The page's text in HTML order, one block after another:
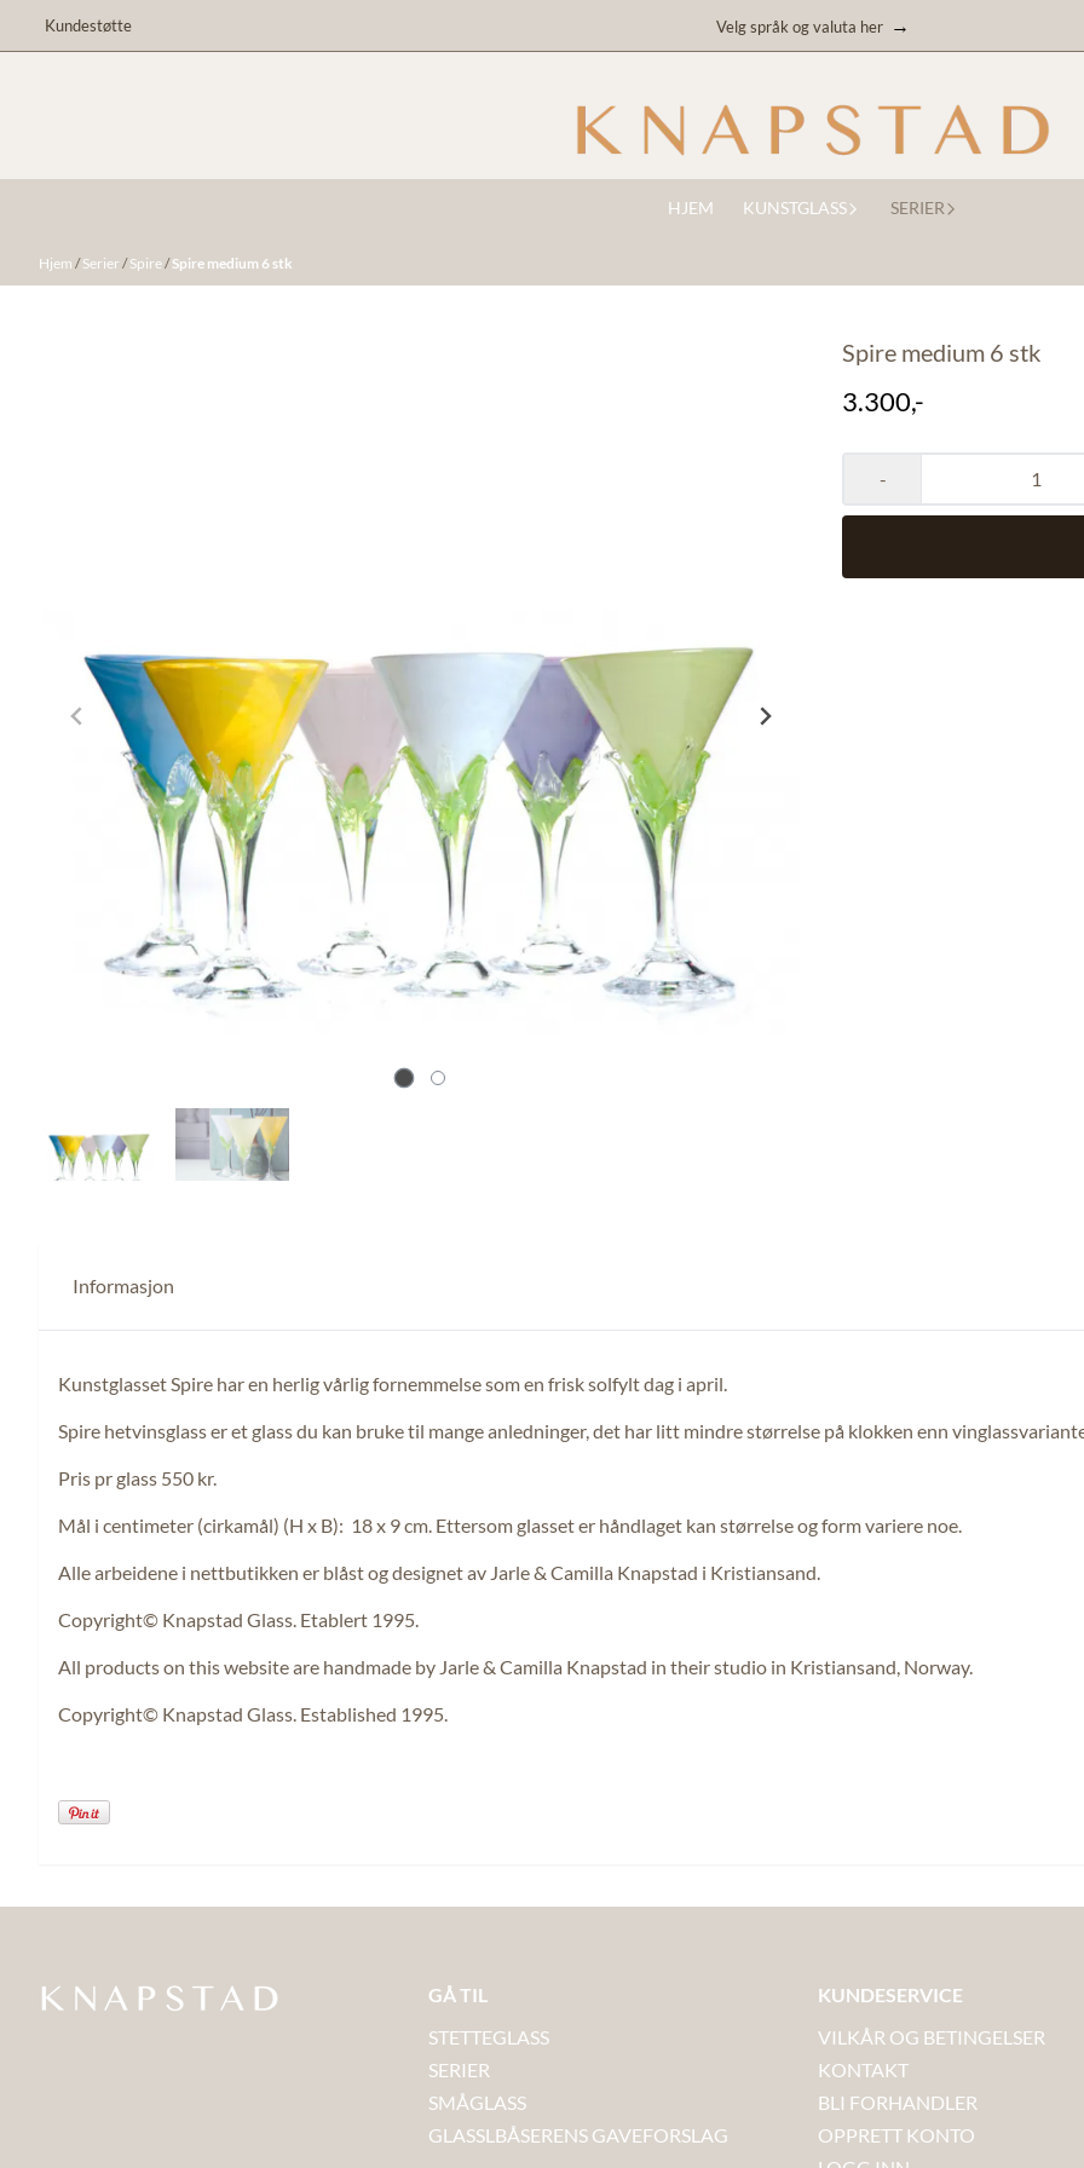
Hopp til innhold
Kundestøtte Velg språk og valuta her →
HJEM KUNSTGLASS SERIER
Hjem /Serier /Spire/Spire medium 6 stk
Spire medium 6 stk
3.300,-
-
Informasjon
Kunstglasset Spire har en herlig vårlig fornemmelse som en frisk solfylt dag i april.
Spire hetvinsglass er et glass du kan bruke til mange anledninger, det har litt mindre størrelse på klokken enn
Pris pr glass 550 kr.
Mål i centimeter (cirkamål) (H x B): 18 x 9 cm. Ettersom glasset er håndlaget kan størrelse og form variere noe.
Alle arbeidene i nettbutikken er blåst og designet av Jarle & Camilla Knapstad i Kristiansand.
Copyright© Knapstad Glass. Etablert 1995.
All products on this website are handmade by Jarle & Camilla Knapstad in their studio in Kristiansand, Norway.
Copyright© Knapstad Glass. Established 1995.
GÅ TIL
STETTEGLASS
SERIER
SMÅGLASS
GLASSLBÅSERENS GAVEFORSLAG
KUNDESERVICE
VILKÅR OG BETINGELSER
KONTAKT
BLI FORHANDLER
OPPRETT KONTO